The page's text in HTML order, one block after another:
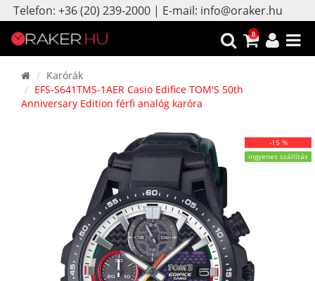
Telefon: +36 (20) 239-2000 | E-mail: info@oraker.hu
0
Karórák
EFS-S641TMS-1AER Casio Edifice TOM'S 50th
Anniversary Edition férfi analóg karóra
-15 %
ingyenes szállítás